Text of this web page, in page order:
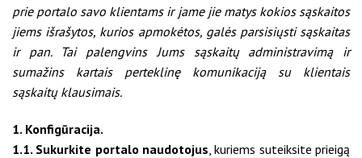
prie portalo savo klientams ir jame jie matys kokios sąskaitos
jiems išrašytos, kurios apmokėtos, galės parsisiųsti sąskaitas
ir pan. Tai palengvins Jums sąskaitų administravimą ir
sumažins kartais perteklinę komunikaciją su klientais
sąskaitų klausimais.
1. Konfigūracija.
1.1. Sukurkite portalo naudotojus , kuriems suteiksite prieigą